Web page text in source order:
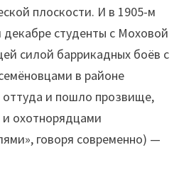
плоскости. И в 1905-м
студенты с Моховой
силой баррикадных боёв с
в районе
оттуда и пошло прозвище,
охотнорядцами
говоря современно) —